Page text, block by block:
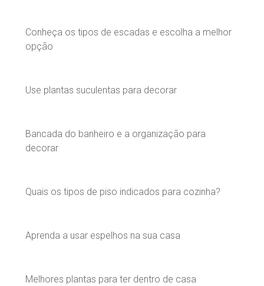
Conheça os tipos de escadas e escolha a melhor
opção
Use plantas suculentas para decorar
Bancada do banheiro e a organização para
decorar
Quais os tipos de piso indicados para cozinha?
Aprenda a usar espelhos na sua casa
Melhores plantas para ter dentro de casa